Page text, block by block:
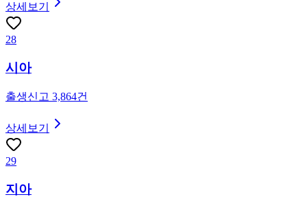
상세보기
28
시아
출생신고 3,864건
상세보기
29
지아